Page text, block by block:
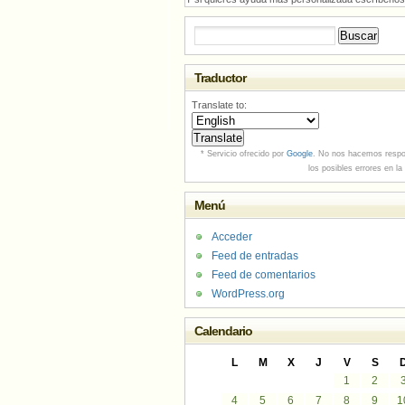
Traductor
Translate to:
* Servicio ofrecido por Google. No nos hacemos
los posibles errores en la
Menú
Acceder
Feed de entradas
Feed de comentarios
WordPress.org
Calendario
L M X J V S
1
2
3
4
5 6 7 8 9